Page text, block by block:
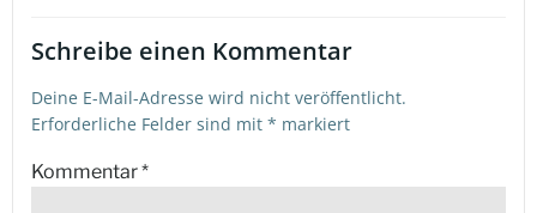
Schreibe einen Kommentar
Deine E-Mail-Adresse wird nicht veröffentlicht.
Erforderliche Felder sind mit * markiert
Kommentar*